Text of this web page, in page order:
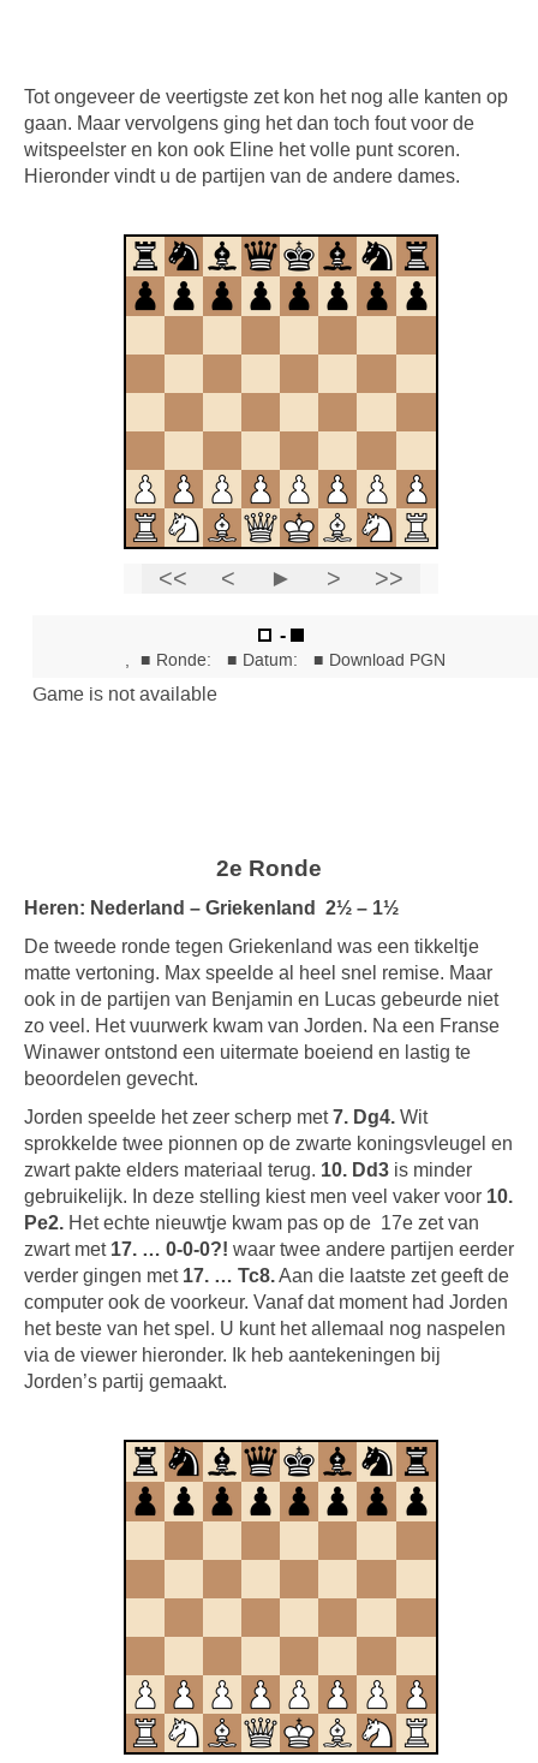
Tot ongeveer de veertigste zet kon het nog alle kanten op
gaan. Maar vervolgens ging het dan toch fout voor de
witspeelster en kon ook Eline het volle punt scoren.
Hieronder vindt u de partijen van de andere dames.
2e Ronde
Heren: Nederland – Griekenland 2½ – 1½
De tweede ronde tegen Griekenland was een tikkeltje
matte vertoning. Max speelde al heel snel remise. Maar
ook in de partijen van Benjamin en Lucas gebeurde niet
zo veel. Het vuurwerk kwam van Jorden. Na een Franse
Winawer ontstond een uitermate boeiend en lastig te
beoordelen gevecht.
Jorden speelde het zeer scherp met7. Dg4. Wit
sprokkelde twee pionnen op de zwarte koningsvleugel en
zwart pakte elders materiaal terug. 10. Dd3 is minder
gebruikelijk. In deze stelling kiest men veel vaker voor 10.
Pe2. Het echte nieuwtje kwam pas op de 17e zet van
zwart met 17. … 0-0-0?! waar twee andere partijen eerder
verder gingen met 17. … Tc8.Aan die laatste zet geeft de
computer ook de voorkeur. Vanaf dat moment had Jorden
het beste van het spel. U kunt het allemaal nog naspelen
via de viewer hieronder. Ik heb aantekeningen bij
Jorden’s partij gemaakt.